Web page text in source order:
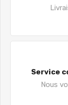
Service
Nous